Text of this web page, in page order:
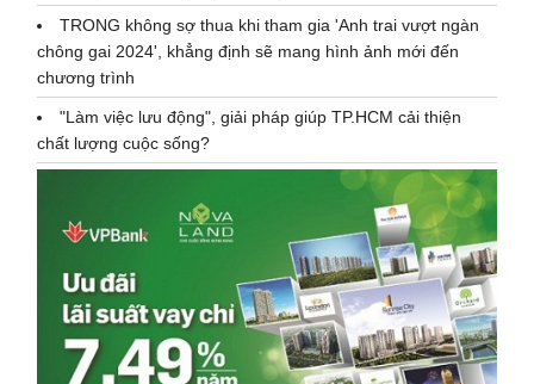
TRONG không sợ thua khi tham gia 'Anh trai vượt ngàn
chông gai 2024', khẳng định sẽ mang hình ảnh mới đến
chương trình
"Làm việc lưu động", giải pháp giúp TP.HCM cải thiện
chất lượng cuộc sống?